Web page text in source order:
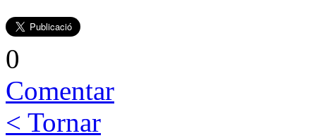
0
Comentar
< Tornar